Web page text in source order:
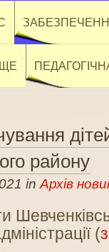
району
inАрхів
(